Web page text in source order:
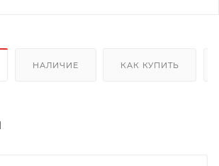
НАЛИЧИЕ КАК КУПИТЬ